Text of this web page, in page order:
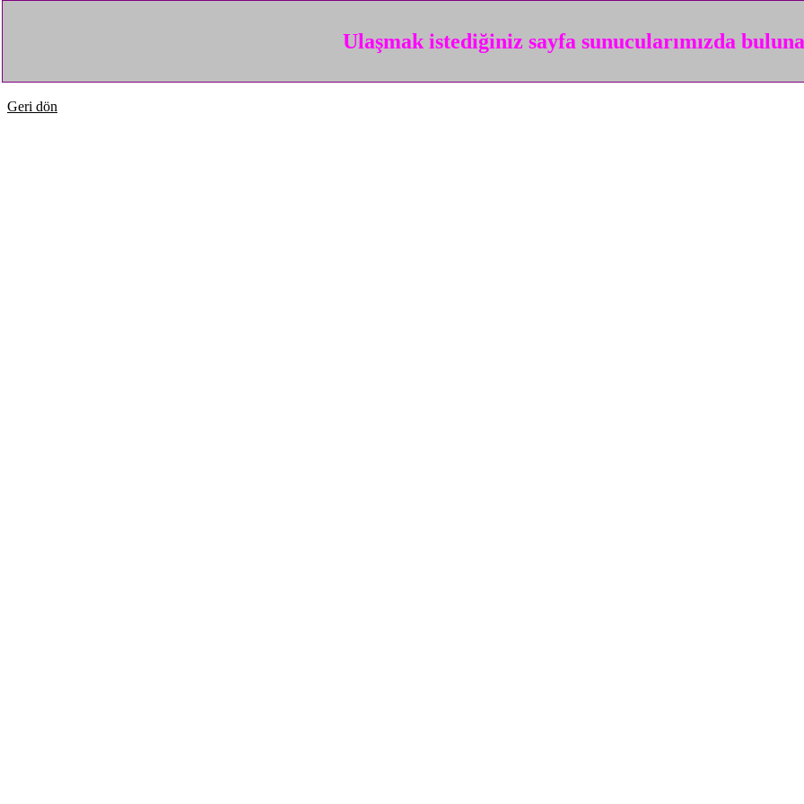
Ulaşmak istediğiniz sayfa sunucularımızda
Geri dön